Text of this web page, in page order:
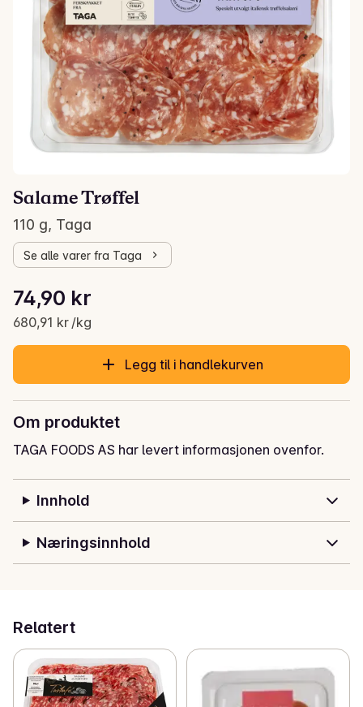
Salame Trøffel
110 g, Taga
Se alle varer fra Taga
Gjeldende pris er: 74,90 kr
74,90 kr
680,91 kr /kg
Stykkpris: 680,91 kr /kg
Legg til i handlekurven
Om produktet
TAGA FOODS AS har levert informasjonen ovenfor.
Innhold
Næringsinnhold
Relatert